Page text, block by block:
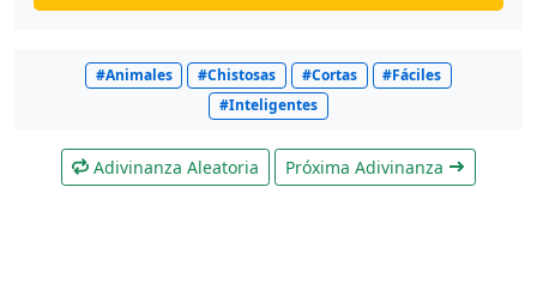
#Animales #Chistosas #Cortas
#Fáciles
#Inteligentes
Adivinanza Aleatoria Próxima Adivinanza